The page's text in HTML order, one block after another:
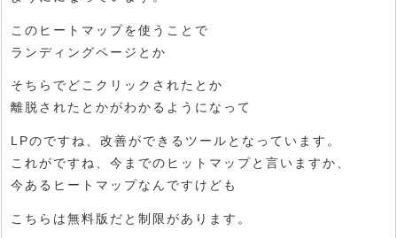
このヒートマップを使うことで
ランディングページとか
そちらでどこクリックされたとか
離脱されたとかがわかるようになって
LPのですね、改善ができるツールとなっています。
これがですね、今までのヒットマップと言いますか、
今あるヒートマップなんですけども
こちらは無料版だと制限があります。